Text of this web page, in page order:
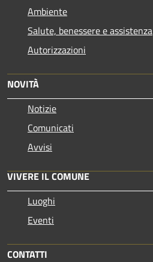
Ambiente
Salute, benessere e assistenza
Autorizzazioni
NOVITÀ
Notizie
Comunicati
Avvisi
VIVERE IL COMUNE
Luoghi
Eventi
CONTATTI